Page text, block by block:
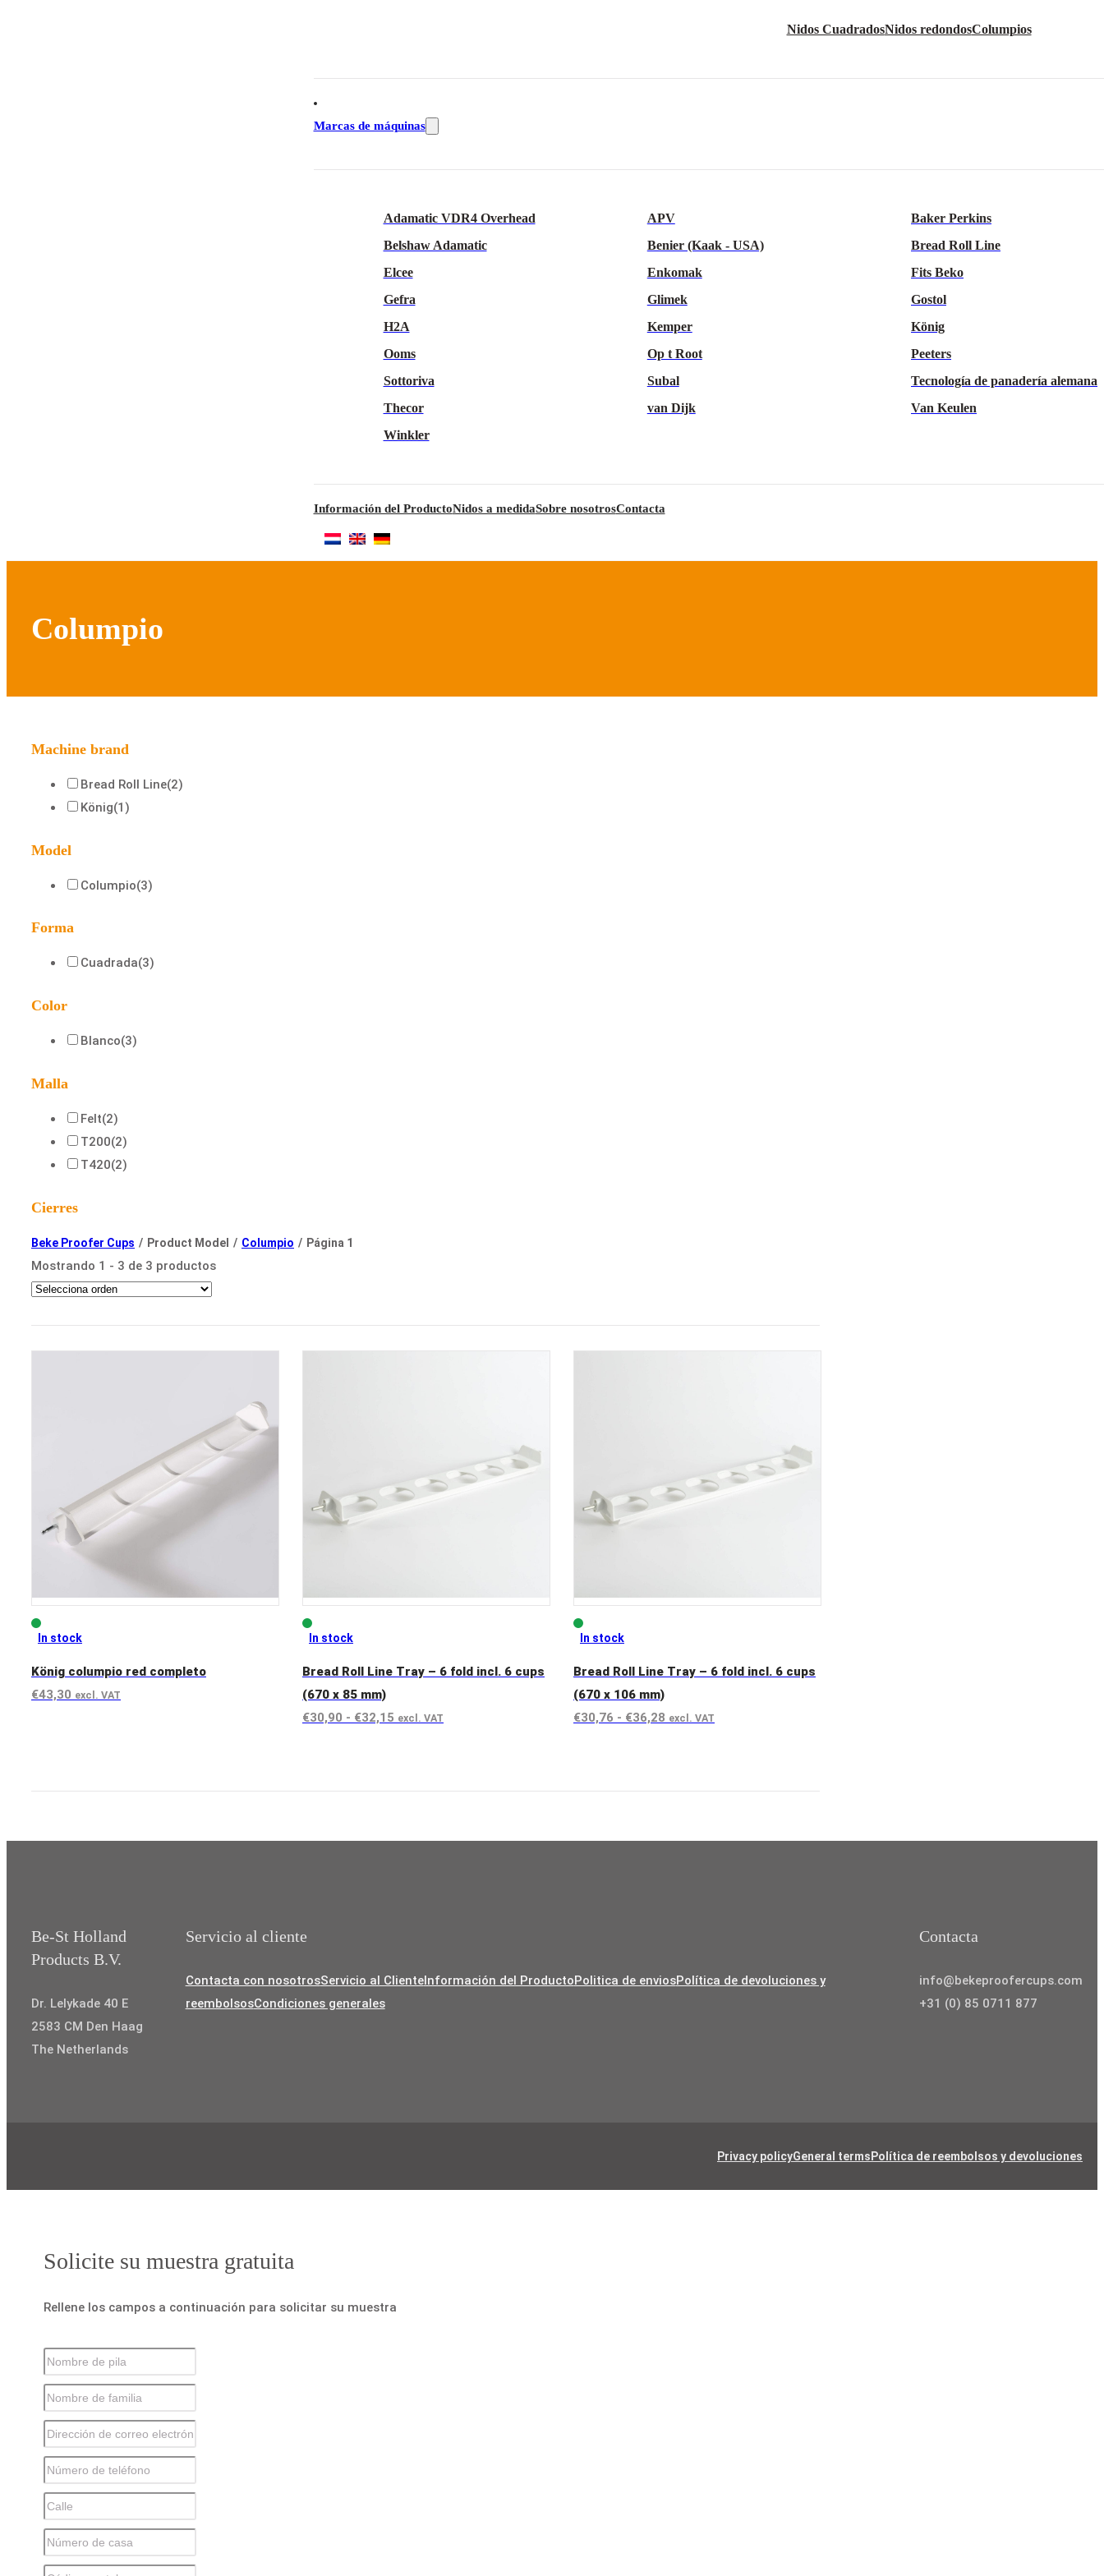
Nidos CuadradosNidos redondosColumpios
Marcas de máquinas
Adamatic VDR4 Overhead APV
Baker Perkins
Belshaw Adamatic
Benier (Kaak - USA)
Bread Roll Line
Elcee
Enkomak
Fits Beko
Gefra
Glimek
Gostol
H2A
Kemper
König
Ooms
Op t Root
Peeters
Sottoriva
Subal
Tecnología de panadería alemana
Thecor
van Dijk
Van Keulen
Winkler
Información del ProductoNidos a medidaSobre nosotrosContacta
Columpio
Machine brand
Bread Roll Line(2)
König(1)
Model
Columpio(3)
Forma
Cuadrada(3)
Color
Blanco(3)
Malla
Felt(2)
T200(2)
T420(2)
Cierres
Beke Proofer Cups / Product Model / Columpio / Página 1
Mostrando 1 - 3 de 3 productos
In stock
König columpio red completo
€43,30 excl. VAT
In stock
Bread Roll Line Tray – 6 fold incl. 6 cups
(670 x 85 mm)
€30,90 - €32,15 Rango
excl. VAT
In stock
Bread Roll Line Tray – 6 fold incl. 6 cups
(670 x 106 mm)
€30,76 - €36,28 Rango
excl. VAT
Be-St Holland
Products B.V.
Dr. Lelykade 40 E
2583 CM Den Haag
The Netherlands
Servicio al cliente
Contacta con nosotrosServicio al ClienteInformación del ProductoPolitica de enviosPolítica de devoluciones y
reembolsosCondiciones generales
Contacta
info@bekeproofercups.com
+31 (0) 85 0711 877
Privacy policyGeneral terms Política de reembolsos y devoluciones
Solicite su muestra gratuita
Rellene los campos a continuación para solicitar su muestra